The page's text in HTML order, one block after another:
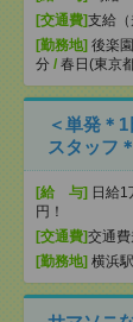
[交通費]支給（
[勤務地] 後楽
分 / 春日(東京
＜単発＊
スタッフ
[給 与] 日給
円！
[交通費]交通
[勤務地] 横浜駅